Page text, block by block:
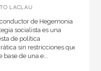
LACLAU
de Hegemonia
socialista es una
de política
sin restricciones que
base de una e...